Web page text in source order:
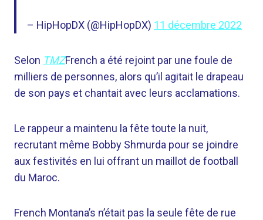
– HipHopDX (@HipHopDX) 11 décembre 2022
Selon TMZFrench a été rejoint par une foule de
milliers de personnes, alors qu’il agitait le drapeau
de son pays et chantait avec leurs acclamations.
Le rappeur a maintenu la fête toute la nuit,
recrutant même Bobby Shmurda pour se joindre
aux festivités en lui offrant un maillot de football
du Maroc.
French Montana’s n’était pas la seule fête de rue